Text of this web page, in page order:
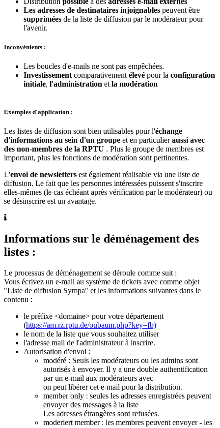
Les adresses de destinataires injoignables peuvent être
supprimées de la liste de diffusion par le modérateur pour
l'avenir.
Inconvénients :
Les boucles d'e-mails ne sont pas empêchées.
Investissement comparativement élevé pour la configuration
initiale, l'administration et la modération
Exemples d'application :
Les listes de diffusion sont bien utilisables pour l'échange
d'informations au sein d'un groupe et en particulieraussi avec
des non-membres de la RPTU . Plus le groupe de membres est
important, plus les fonctions de modération sont pertinentes.
L'envoi de newsletters est également réalisable via une liste de
diffusion. Le fait que les personnes intéressées puissent s'inscrire
elles-mêmes (le cas échéant après vérification par le modérateur) ou
se désinscrire est un avantage.
Informations sur le déménagement des
listes :
Le processus de déménagement se déroule comme suit :
Vous écrivez un e-mail au système de tickets avec comme objet
"Liste de diffusion Sympa" et les informations suivantes dans le
contenu :
le préfixe <domaine> pour votre département
(https://am.rz.rptu.de/oubaum.php?key=fb)
le nom de la liste que vous souhaitez utiliser
l'adresse mail de l'administrateur à inscrire.
Autorisation d'envoi :
modéré : Seuls les modérateurs ou les admins sont
autorisés à envoyer. Il y a une double authentification
par un e-mail aux modérateurs avec
on peut libérer cet e-mail pour la distribution.
member only : seules les adresses enregistrées peuvent
envoyer des messages à la liste
Les adresses étrangères sont refusées.
moderiert member : les membres peuvent envoyer - les